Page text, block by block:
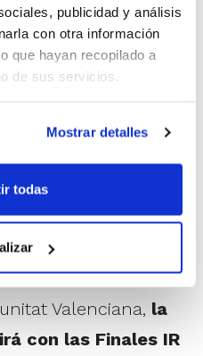
publicidad y análisis
con otra información
que hayan recopilado a
de sus servicios.
Mostrar detalles
todas
según su
de su Comunidad
Tido se
y vivirá su
en Madrid, donde
con la presencia
de cada categoría
participantes.
Valenciana, la
con las Finales IR